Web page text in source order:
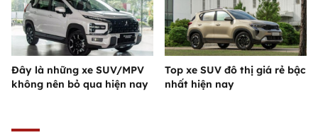
Đây là những xe SUV/MPV
không nên bỏ qua hiện nay
Top xe SUV đô thị giá rẻ bậc
nhất hiện nay